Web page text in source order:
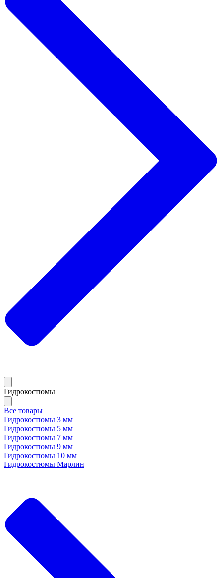
Гидрокостюмы
Все товары
Гидрокостюмы 3 мм
Гидрокостюмы 5 мм
Гидрокостюмы 7 мм
Гидрокостюмы 9 мм
Гидрокостюмы 10 мм
Гидрокостюмы Марлин